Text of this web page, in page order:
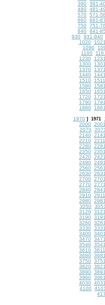
390
391-
480
481-
570
571-
660
661-
750
751-
840
841-
930
931-940
1020
1090
1160
1230
1300
1370
1440
1510
1580
1650
1720
1790
1860
1970 ] 1971
2000
2070
2140
2210
2280
2350
2420
2490
2560
2630
2700
2770
2840
2910
2980
3050
3120
3190
3260
3330
3400
3470
3540
3610
3680
3750
3820
3890
3960
4030
4100